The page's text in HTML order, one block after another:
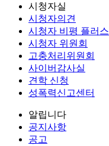
시청자실
시청자의견
시청자 비평 플러스
시청자 위원회
고충처리위원회
사이버감사실
견학 신청
성폭력신고센터
알립니다
공지사항
공고